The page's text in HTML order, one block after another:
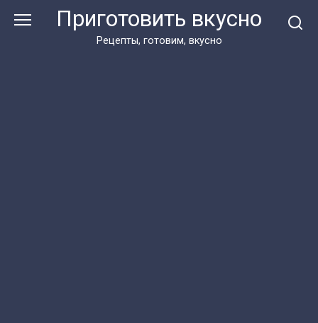
Приготовить вкусно
Рецепты, готовим, вкусно